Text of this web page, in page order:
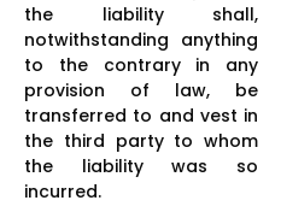
the liability shall,
notwithstanding anything
to the contrary in any
provision of law, be
transferred to and vest in
the third party to whom
the liability was so
incurred.